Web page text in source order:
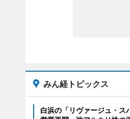
みん経トピックス
白浜の「リヴァージュ・ス